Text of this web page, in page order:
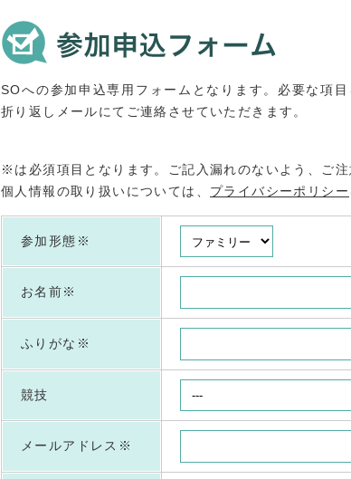
SOへの参加申込専用フォームとなります。必要な項
折り返しメールにてご連絡させていただきます。
※は必須項目となります。ご記入漏れのないよう、ご注
個人情報の取り扱いについては、 プライバシーポリシー
参加形態 ※
お名前※
ふりがな ※
競技
メールアドレス ※